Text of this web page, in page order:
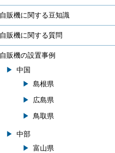
自販機に関する豆知識
自販機に関する質問
自販機の設置事例
中国
島根県
広島県
鳥取県
中部
富山県